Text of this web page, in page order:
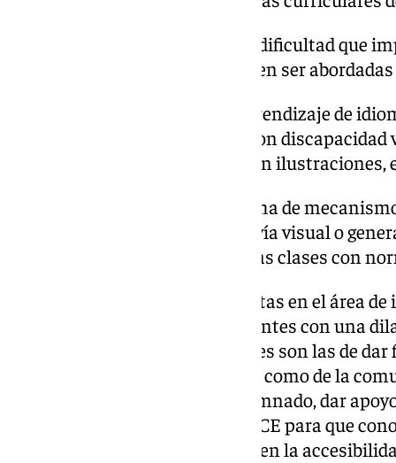
Se trata de materias que, por la dificultad que
o a sus recursos didácticos, deben ser
Entre estas áreas destaca el aprendizaje de
evidente para los estudiantes con
eminentemente visual (apoyo en ilustraciones,
Esto implica la puesta en marcha de
está ocurriendo y que llega por vía visual o
que el alumnado pueda seguir las clases con
La ONCE cuenta con especialistas en el área
francés y lenguas clásicas, docentes con una
estas materias y cuyas funciones son las de
profesionales tanto de la ONCE como de la
necesidades específicas del alumnado, dar
con entidades externas a la ONCE para que
programas de idiomas basados en la